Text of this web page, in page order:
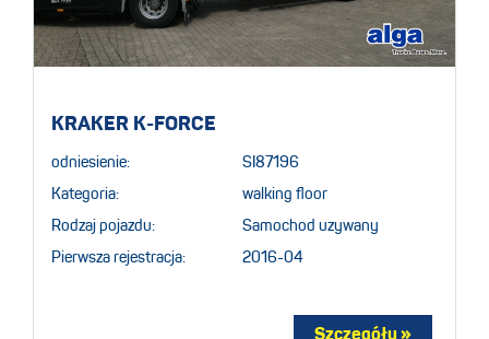
KRAKER K-FORCE
odniesienie: SI87196
Kategoria: walking floor
Rodzaj pojazdu: Samochod uzywany
Pierwsza rejestracja: 2016-04